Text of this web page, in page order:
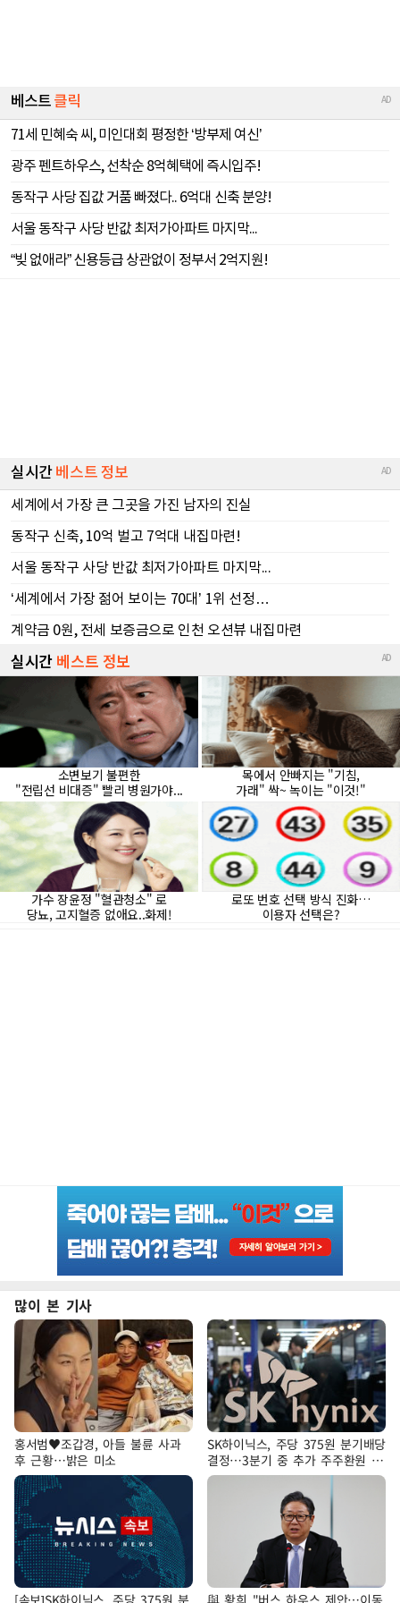
많이 본 기사
홍서범♥조갑경, 아들 불륜 사과
후 근황…밝은 미소
SK하이닉스, 주당 375원 분기배당
결정…3분기 중 추가 주주환원 발
표
[속보]SK하이닉스, 주당 375원 분 與 황희 "버스 하우스 제안…이동